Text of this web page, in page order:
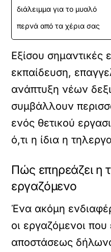
διάλειμμα για το μυαλό
περνά από τα χέρια σας
Εξίσου σημαντικές
εκπαίδευση,
ανάπτυξη νέων
συμβάλλουν
ενός θετικού
ό,τι η ίδια η
Πώς επηρεάζει η
εργαζόμενο
Ένα ακόμη
οι εργαζόμενοι
αποστάσεως